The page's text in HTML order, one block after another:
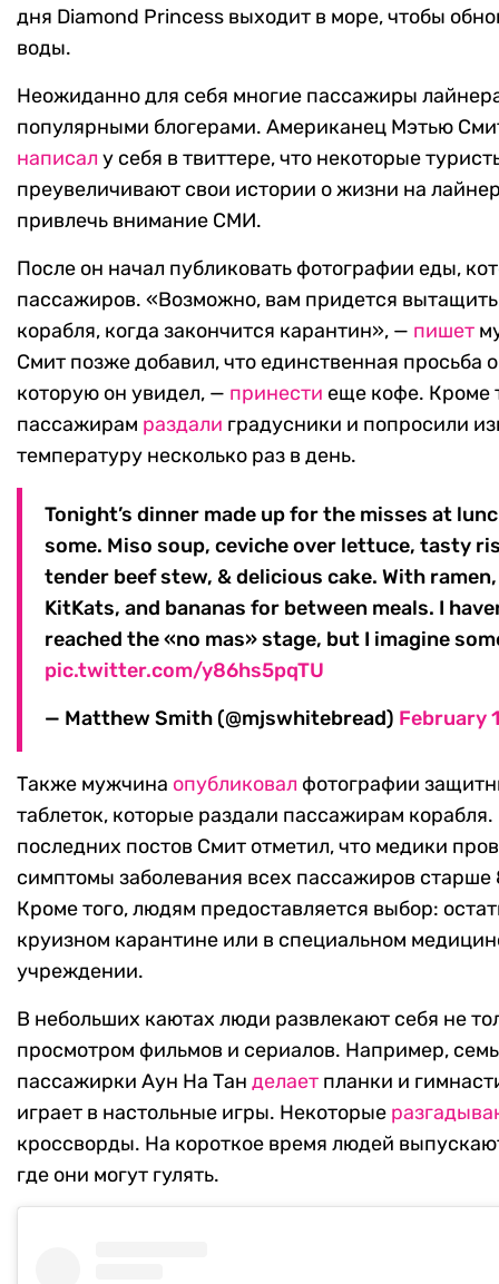
дня Diamond Princess выходит в море, чтобы
воды.
Неожиданно для себя многие пассажиры
популярными блогерами. Американец Мэтью
написал у себя в твиттере, что некоторые
преувеличивают свои истории о жизни на
привлечь внимание СМИ.
После он начал публиковать фотографии еды,
пассажиров. «Возможно, вам придется
корабля, когда закончится карантин», — пишет
Смит позже добавил, что единственная просьба
которую он увидел, — принести еще кофе. Кроме
пассажирам раздали градусники и попросили
температуру несколько раз в день.
Tonight’s dinner made up for the misses at
some. Miso soup, ceviche over lettuce, tasty
tender beef stew, & delicious cake. With
KitKats, and bananas for between meals. I
reached the «no mas» stage, but I imagine
pic.twitter.com/y86hs5pqTU
— Matthew Smith (@mjswhitebread) February
Также мужчина опубликовал фотографии
таблеток, которые раздали пассажирам
последних постов Смит отметил, что медики
симптомы заболевания всех пассажиров старше
Кроме того, людям предоставляется выбор:
круизном карантине или в специальном
учреждении.
В небольших каютах люди развлекают себя не
просмотром фильмов и сериалов. Например,
пассажирки Аун На Тан делает планки и
играет в настольные игры. Некоторые
кроссворды. На короткое время людей
где они могут гулять.